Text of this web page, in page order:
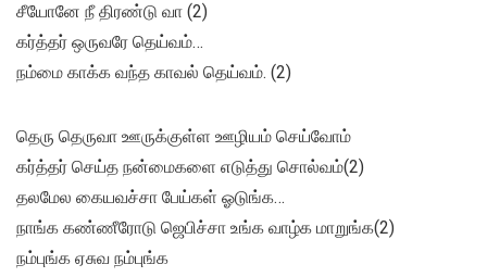
சீயோனே நீ திரண்டு வா (2)
கர்த்தர் ஒருவரே தெய்வம்…
நம்மை காக்க வந்த காவல் தெய்வம். (2)
தெரு தெருவா ஊருக்குள்ள ஊழியம் செய்வோம்
கர்த்தர் செய்த நன்மைகளை எடுத்து சொல்வம்(2)
தலமேல கையவச்சா பேய்கள் ஓடுங்க…
நாங்க கண்ணீரோடு ஜெபிச்சா உங்க வாழ்க மாறுங்க(2)
நம்புங்க ஏசுவ நம்புங்க